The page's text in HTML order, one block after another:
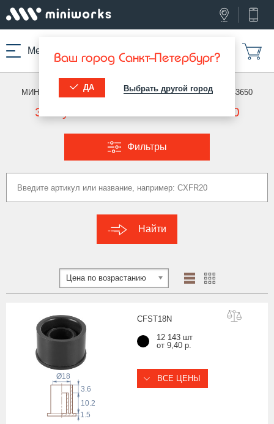
Меню Ваш город Санкт-Петербург?
ДА Выбрать другой город
МИНИВОРКС ПРО ТЕХНИЧЕСКАЯ ФУРНИТУРА / DIN 43650
Заглушки пластиковые DIN 43650
Фильтры
Найти
Цена по возрастанию
CFST18N
1.5
10.2
Ø18
3.6
12 143 шт
от 9,40 р.
ВСЕ ЦЕНЫ